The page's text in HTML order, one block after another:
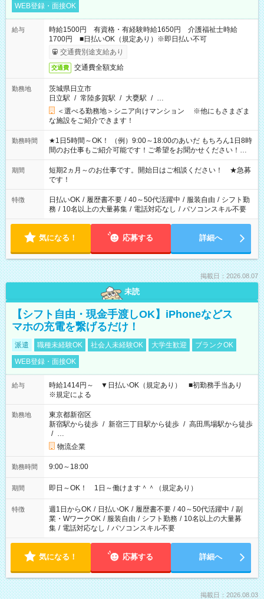
WEB登録・面接OK
給与
時給1500円 有資格・有経験時給1650円 介護福祉士時給
1700円 ■日払いOK（規定あり）※即日払い不可
交通費別途支給あり
交通費 交通費全額支給
勤務地
茨城県日立市
日立駅 / 常陸多賀駅 / 大甕駅 / …
＜選べる勤務地＞シニア向けマンション ※他にもさまざま
な施設をご紹介できます！
勤務時間
★1日5時間～OK！ （例）9:00～18:00のあいだ もちろん1日8時
間のお仕事もご紹介可能です！ご希望をお聞かせください！★
家庭の都合でお休みが必要な場合も遠慮なくご相談ください。
※週最低15時間以上の勤務が必要です
期間
短期2ヵ月～のお仕事です。開始日はご相談ください！ ★急募
です！
特徴 日払いOK / 履歴書不要 / 40～50代活躍中 / 服装自由 / シフト勤
務 / 10名以上の大量募集 / 電話対応なし / パソコンスキル不要
気になる！ 応募する 詳細へ
掲載日：2026.08.07
未読
【シフト自由・現金手渡しOK】iPhoneなどス
マホの充電を繋げるだけ！
派遣 職種未経験OK 社会人未経験OK 大学生歓迎
ブランクOK
WEB登録・面接OK
給与
時給1414円～ ▼日払いOK（規定あり） ■初勤務手当あり
※規定による
勤務地
東京都新宿区
新宿駅から徒歩 / 新宿三丁目駅から徒歩 / 高田馬場駅から徒歩
/ …
物流企業
勤務時間 9:00～18:00
期間 即日～OK！ 1日～働けます＾＾（規定あり）
特徴 週1日からOK / 日払いOK / 履歴書不要 / 40～50代活躍中 / 副
業・WワークOK / 服装自由 / シフト勤務 / 10名以上の大量募
集 / 電話対応なし / パソコンスキル不要
気になる！ 応募する 詳細へ
掲載日：2026.08.03